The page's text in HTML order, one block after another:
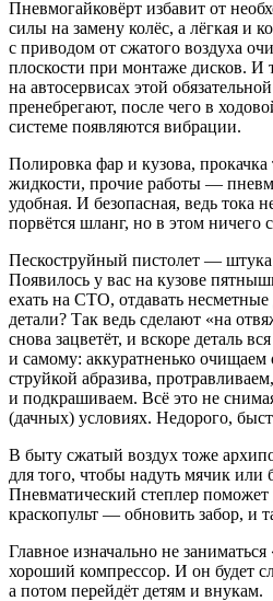
Пневмогайковёрт избавит от
силы на замену колёс, а лёгкая и
с приводом от сжатого воздуха
плоскости при монтаже дисков.
на автосервисах этой
пренебрегают, после чего в
системе появляются вибрации.
Полировка фар и кузова, прокачка
жидкости, прочие работы —
удобная. И безопасная, ведь тока
порвётся шланг, но в этом ничего
Пескоструйный пистолет —
Появилось у вас на кузове
ехать на СТО, отдавать несметные
детали? Так ведь сделают «на
снова зацветёт, и вскоре деталь
и самому: аккуратненько
струйкой абразива,
и подкрашиваем. Всё это не
(дачных) условиях. Недорого,
В быту сжатый воздух тоже
для того, чтобы надуть мячик или
Пневматический степлер
краскопульт — обновить забор, и
Главное изначально не
хороший компрессор. И он будет
а потом перейдёт детям и внукам.